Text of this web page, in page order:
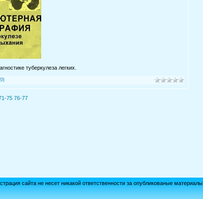
туберкулеза легких.
75 76-77
сайта не несет никакой ответственности за опубликованые материалы.